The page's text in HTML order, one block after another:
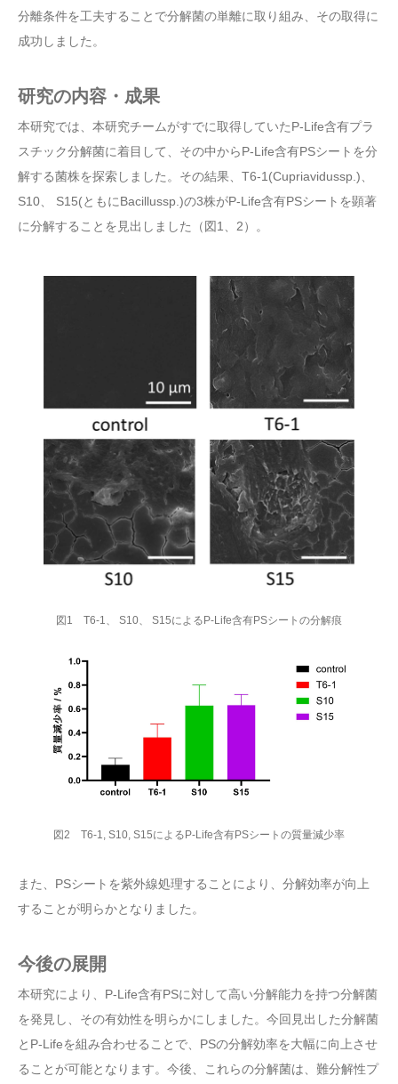
分離条件を工夫することで分解菌の単離に取り組み、その取得に
成功しました。
研究の内容・成果
本研究では、本研究チームがすでに取得していたP-Life含有プラ
スチック分解菌に着目して、その中からP-Life含有PSシートを分
解する菌株を探索しました。その結果、T6-1(Cupriavidussp.)、
S10、 S15(ともにBacillussp.)の3株がP-Life含有PSシートを顕著
に分解することを見出しました（図1、2）。
図1 T6-1、 S10、 S15によるP-Life含有PSシートの分解痕
図2 T6-1, S10, S15によるP-Life含有PSシートの質量減少率
また、PSシートを紫外線処理することにより、分解効率が向上
することが明らかとなりました。
今後の展開
本研究により、P-Life含有PSに対して高い分解能力を持つ分解菌
を発見し、その有効性を明らかにしました。今回見出した分解菌
とP-Lifeを組み合わせることで、PSの分解効率を大幅に向上させ
ることが可能となります。今後、これらの分解菌は、難分解性プ